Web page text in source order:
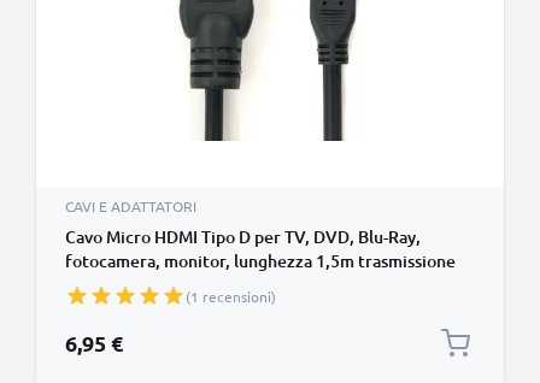
CAVI E ADATTATORI
Cavo Micro HDMI Tipo D per TV, DVD, Blu-Ray,
fotocamera, monitor, lunghezza 1,5m trasmissione
segnale video & audio impeccabile
(1 recensioni)
6,95 €